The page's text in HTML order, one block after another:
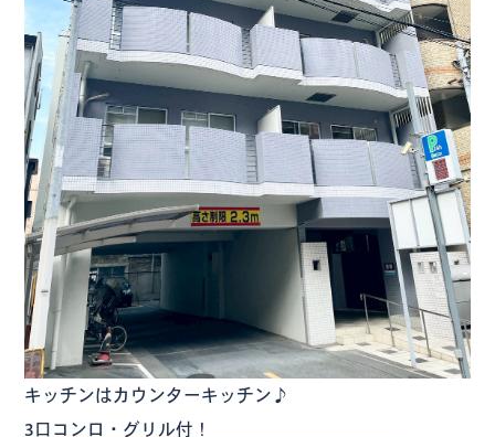
キッチンはカウンターキッチン♪
3口コンロ・グリル付！